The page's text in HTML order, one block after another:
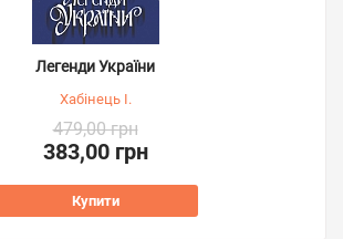
Легенди України
Хабінець І.
479,00 грн
383,00 грн
Купити